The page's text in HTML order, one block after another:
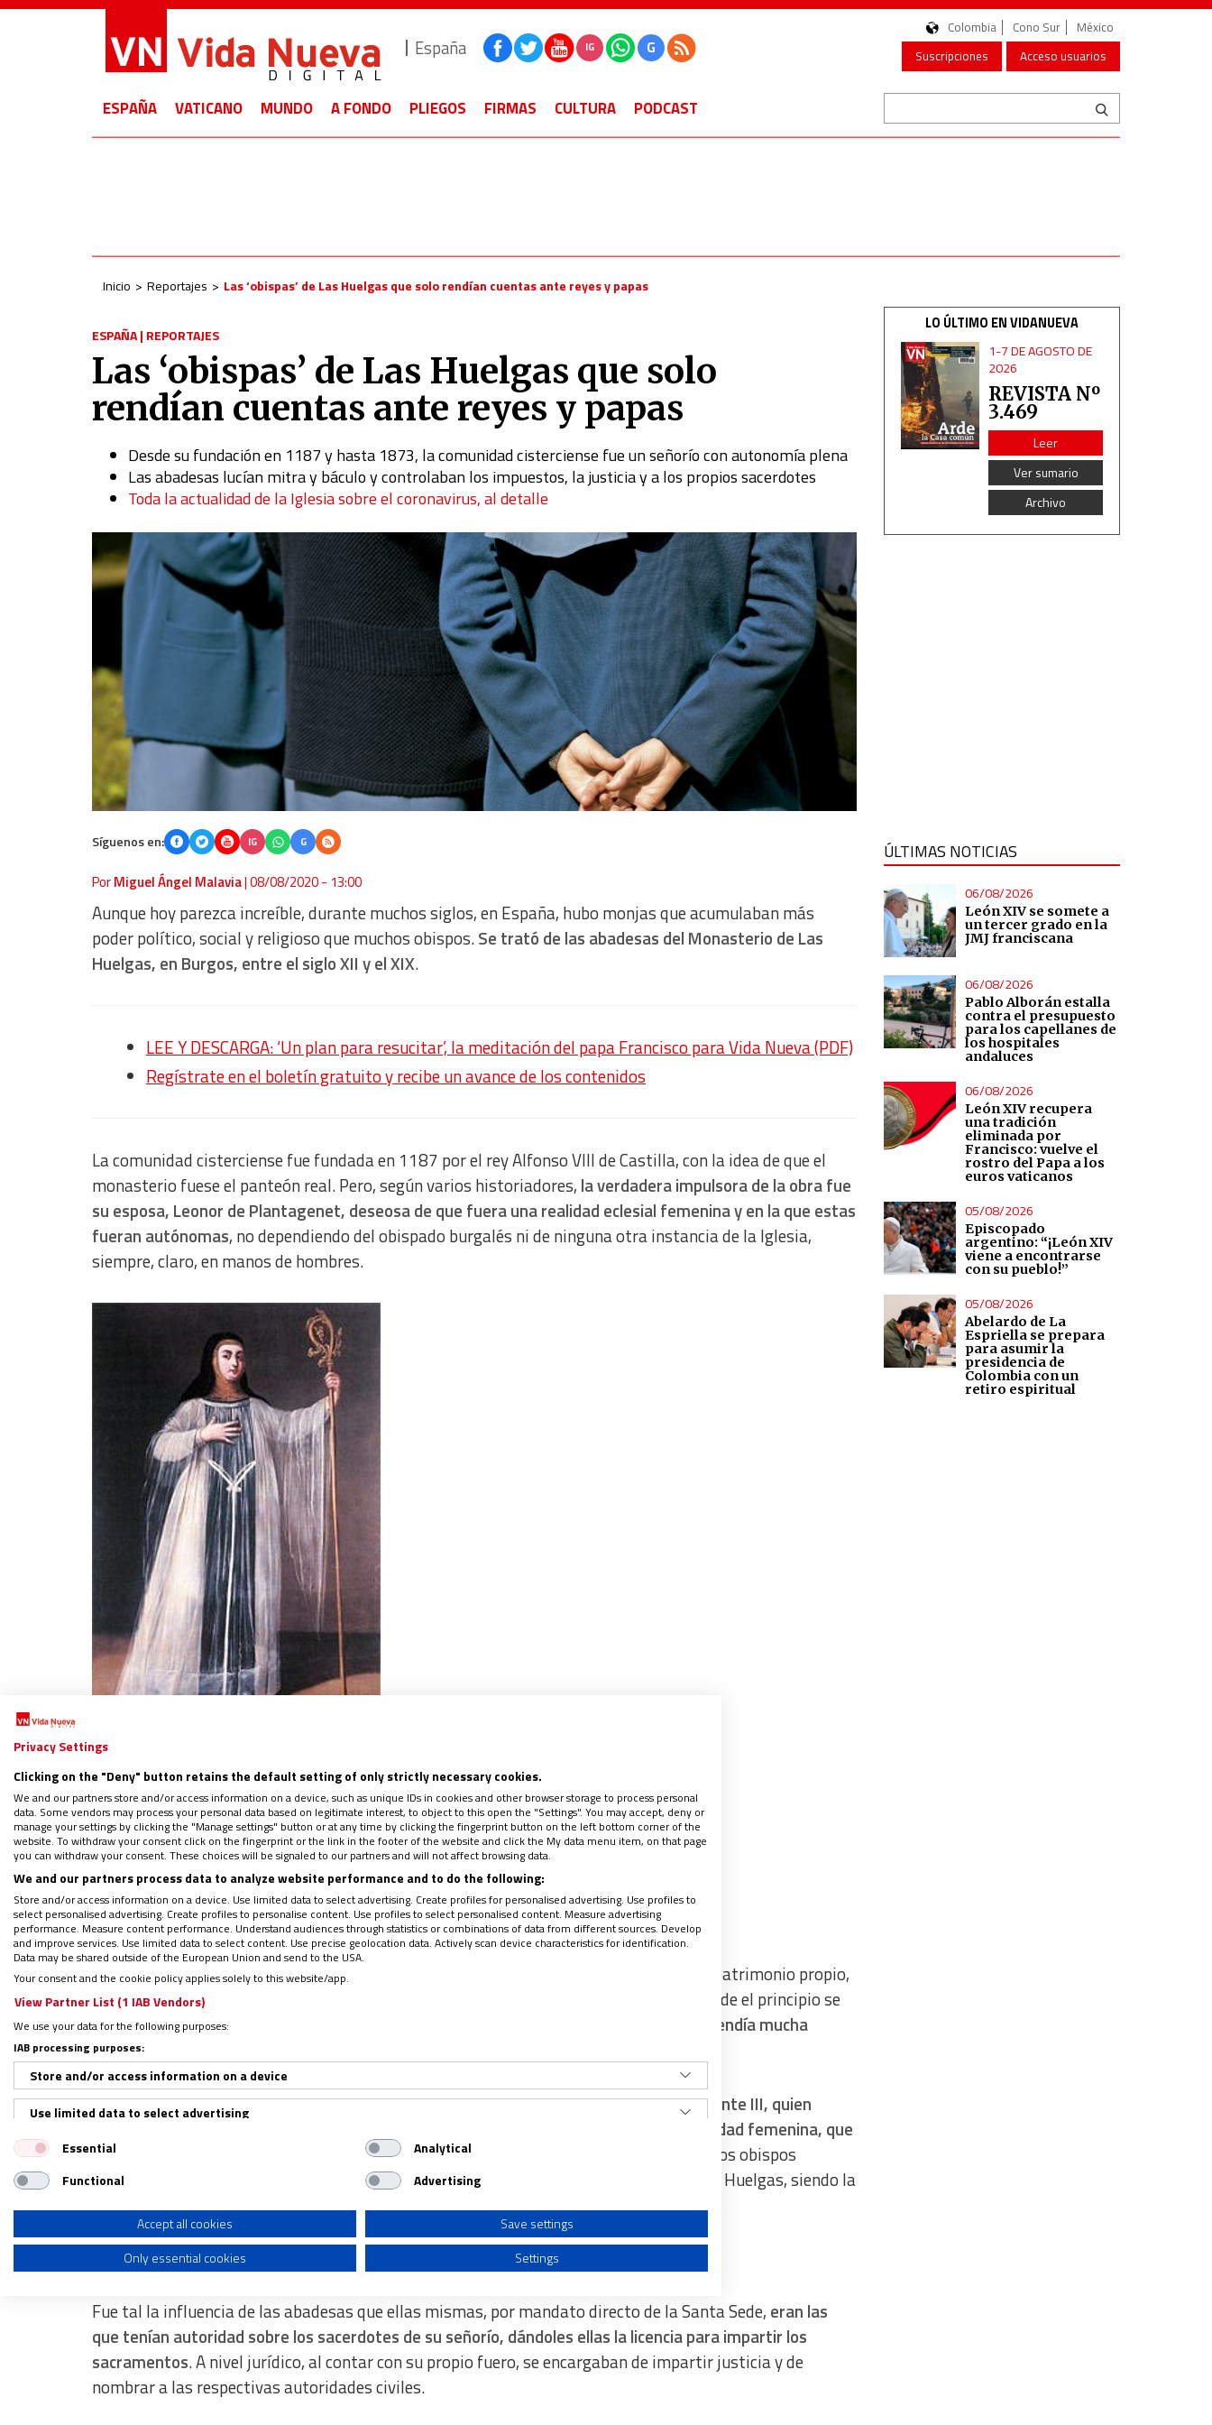
España IG G
Colombia Cono Sur
México
Suscripciones
Acceso usuarios
ESPAÑA VATICANO MUNDO A FONDO PLIEGOS FIRMAS CULTURA PODCAST
Inicio Reportajes Las ‘obispas’ de Las Huelgas que solo rendían cuentas ante reyes y papas
ESPAÑA| REPORTAJES
Las ‘obispas’ de Las Huelgas que solo
rendían cuentas ante reyes y papas
Desde su fundación en 1187 y hasta 1873, la comunidad cisterciense fue un señorío con autonomía plena
Las abadesas lucían mitra y báculo y controlaban los impuestos, la justicia y a los propios sacerdotes
Toda la actualidad de la Iglesia sobre el coronavirus, al detalle
Síguenos en: IG G
PorMiguel Ángel Malavia|08/08/2020 - 13:00
Aunque hoy parezca increíble, durante muchos siglos, en España, hubo monjas que acumulaban más
poder político, social y religioso que muchos obispos.Se trató de las abadesas del Monasterio de Las
Huelgas, en Burgos, entre el siglo XII y el XIX.
LEE Y DESCARGA: ‘Un plan para resucitar’, la meditación del papa Francisco para Vida Nueva (PDF)
Regístrate en el boletín gratuito y recibe un avance de los contenidos
La comunidad cisterciense fue fundada en 1187 por el rey Alfonso VIII de Castilla, con la idea de que el
monasterio fuese el panteón real. Pero, según varios historiadores, la verdadera impulsora de la obra fue
su esposa, Leonor de Plantagenet, deseosa de que fuera una realidad eclesial femenina y en la que estas
fueran autónomas, no dependiendo del obispado burgalés ni de ninguna otra instancia de la Iglesia,
siempre, claro, en manos de hombres.
Fuerte patrimonio propio
Por ello, desde la fundación, dotaron al Monasterio de Las Huelgas de un potentísimo patrimonio propio,
donando para ello los propios reyes decenas de sus tierras en la zona. Fue así como desde el principio se
convirtió enun señorío que recaudaba sus propios impuestos y del que, por tanto, dependía mucha
gente.
Ante tal poder político, económico y religioso,los propios papas (empezando por Clemente III, quien
aceptó de inmediato la propuesta fundacional de los reyes) protegieron a esta comunidad femenina, que
solo rendía cuentas ante ellos y ante la Corona castellana
. Así, en la época, pocos eran los obispos
españoles que acumulaban una influencia similar a la de las sucesivas abadesas de Las Huelgas, siendo la
segunda de ellas la infanta Constanza, hija de los propios reyes Alfonso VIII y Leonor.
Control de los sacramentos
Fue tal la influencia de las abadesas que ellas mismas, por mandato directo de la Santa Sede, eran las
que tenían autoridad sobre los sacerdotes de su señorío, dándoles ellas la licencia para impartir los
sacramentos. A nivel jurídico, al contar con su propio fuero, se encargaban de impartir justicia y de
nombrar a las respectivas autoridades civiles.
LO ÚLTIMO EN VIDANUEVA
1-7 DE AGOSTO DE
2026
REVISTA Nº
3.469
Leer
Ver sumario
Archivo
ÚLTIMAS NOTICIAS
06/08/2026
León XIV se somete a
un tercer grado en la
JMJ franciscana
06/08/2026
Pablo Alborán estalla
contra el presupuesto
para los capellanes de
los hospitales
andaluces
06/08/2026
León XIV recupera
una tradición
eliminada por
Francisco: vuelve el
rostro del Papa a los
euros vaticanos
05/08/2026
Episcopado
argentino: “¡León XIV
viene a encontrarse
con su pueblo!”
05/08/2026
Abelardo de La
Espriella se prepara
para asumir la
presidencia de
Colombia con un
retiro espiritual
Privacy Settings
Clicking on the "Deny" button retains the default setting of only strictly necessary cookies.
We and our partners store and/or access information on a device, such as unique IDs in cookies and other browser storage to process personal
data. Some vendors may process your personal data based on legitimate interest, to object to this open the "Settings". You may accept, deny or
manage your settings by clicking the "Manage settings" button or at any time by clicking the fingerprint button on the left bottom corner of the
website. To withdraw your consent click on the fingerprint or the link in the footer of the website and click the My data menu item, on that page
you can withdraw your consent. These choices will be signaled to our partners and will not affect browsing data.
We and our partners process data to analyze website performance and to do the following:
Store and/or access information on a device. Use limited data to select advertising. Create profiles for personalised advertising. Use profiles to
select personalised advertising. Create profiles to personalise content. Use profiles to select personalised content. Measure advertising
performance. Measure content performance. Understand audiences through statistics or combinations of data from different sources. Develop
and improve services. Use limited data to select content. Use precise geolocation data. Actively scan device characteristics for identification.
Data may be shared outside of the European Union and send to the USA.
Your consent and the cookie policy applies solely to this website/app.
View Partner List (1 IAB Vendors)
We use your data for the following purposes:
IAB processing purposes:
Store and/or access information on a device
Use limited data to select advertising
Create profiles for personalised advertising
Use profiles to select personalised advertising
Create profiles to personalise content
Use profiles to select personalised content
Measure content performance
Understand audiences through statistics or combinations of data from different sources
Essential
Analytical
Functional
Advertising
Accept all cookies
Save settings
Only essential cookies
Settings